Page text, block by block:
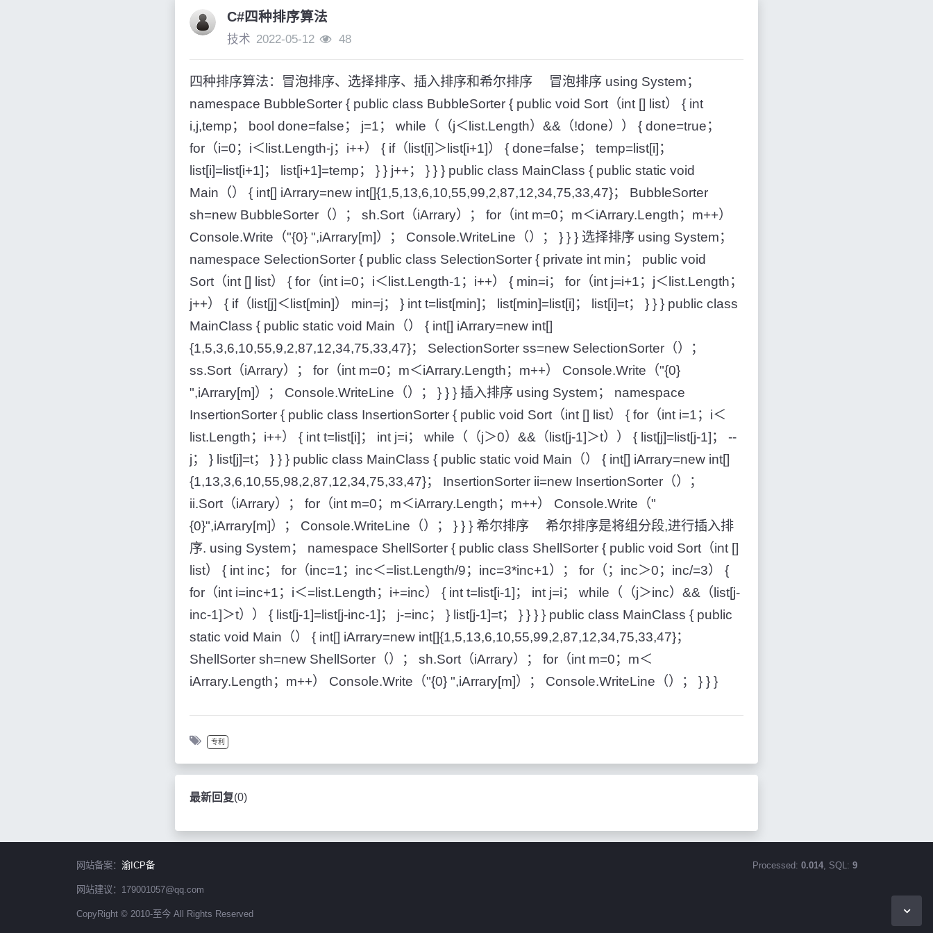
C#四种排序算法
技术 2022-05-12 48
四种排序算法：冒泡排序、选择排序、插入排序和希尔排序 冒泡排序 using System；
namespace BubbleSorter { public class BubbleSorter { public void Sort（int [] list） { int
i,j,temp； bool done=false； j=1； while（（j＜list.Length）&&（!done）） { done=true；
for（i=0；i＜list.Length-j；i++） { if（list[i]＞list[i+1]） { done=false； temp=list[i]；
list[i]=list[i+1]； list[i+1]=temp； } } j++； } } } public class MainClass { public static void
Main（） { int[] iArrary=new int[]{1,5,13,6,10,55,99,2,87,12,34,75,33,47}； BubbleSorter
sh=new BubbleSorter（）； sh.Sort（iArrary）； for（int m=0；m＜iArrary.Length；m++）
Console.Write（"{0} ",iArrary[m]）； Console.WriteLine（）； } } } 选择排序 using System；
namespace SelectionSorter { public class SelectionSorter { private int min； public void
Sort（int [] list） { for（int i=0；i＜list.Length-1；i++） { min=i； for（int j=i+1；j＜list.Length；
j++） { if（list[j]＜list[min]） min=j； } int t=list[min]； list[min]=list[i]； list[i]=t； } } } public class
MainClass { public static void Main（） { int[] iArrary=new int[]
{1,5,3,6,10,55,9,2,87,12,34,75,33,47}； SelectionSorter ss=new SelectionSorter（）；
ss.Sort（iArrary）； for（int m=0；m＜iArrary.Length；m++） Console.Write（"{0}
",iArrary[m]）； Console.WriteLine（）； } } } 插入排序 using System； namespace
InsertionSorter { public class InsertionSorter { public void Sort（int [] list） { for（int i=1；i＜
list.Length；i++） { int t=list[i]； int j=i； while（（j＞0）&&（list[j-1]＞t）） { list[j]=list[j-1]； --
j； } list[j]=t； } } } public class MainClass { public static void Main（） { int[] iArrary=new int[]
{1,13,3,6,10,55,98,2,87,12,34,75,33,47}； InsertionSorter ii=new InsertionSorter（）；
ii.Sort（iArrary）； for（int m=0；m＜iArrary.Length；m++） Console.Write（"
{0}",iArrary[m]）； Console.WriteLine（）； } } } 希尔排序 希尔排序是将组分段,进行插入排
序. using System； namespace ShellSorter { public class ShellSorter { public void Sort（int []
list） { int inc； for（inc=1；inc＜=list.Length/9；inc=3*inc+1）； for（；inc＞0；inc/=3） {
for（int i=inc+1；i＜=list.Length；i+=inc） { int t=list[i-1]； int j=i； while（（j＞inc）&&（list[j-
inc-1]＞t）） { list[j-1]=list[j-inc-1]； j-=inc； } list[j-1]=t； } } } } public class MainClass { public
static void Main（） { int[] iArrary=new int[]{1,5,13,6,10,55,99,2,87,12,34,75,33,47}；
ShellSorter sh=new ShellSorter（）； sh.Sort（iArrary）； for（int m=0；m＜
iArrary.Length；m++） Console.Write（"{0} ",iArrary[m]）； Console.WriteLine（）； } } }
专利
最新回复(0)
网站备案： 渝ICP备
网站建议：179001057@qq.com
CopyRight © 2010-至今 All Rights Reserved
Processed: 0.014, SQL: 9